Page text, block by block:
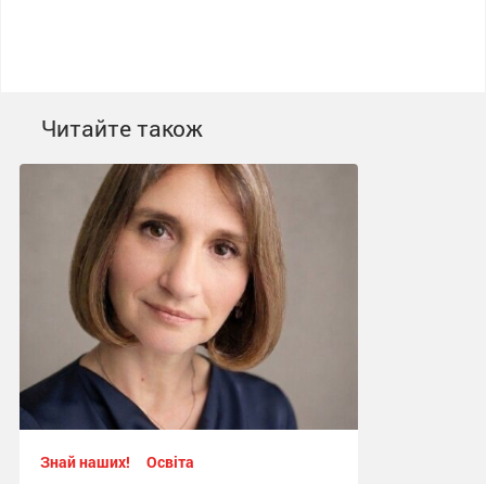
Читайте також
Знай наших! Освіта